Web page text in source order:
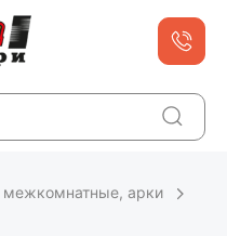
межкомнатные, арки